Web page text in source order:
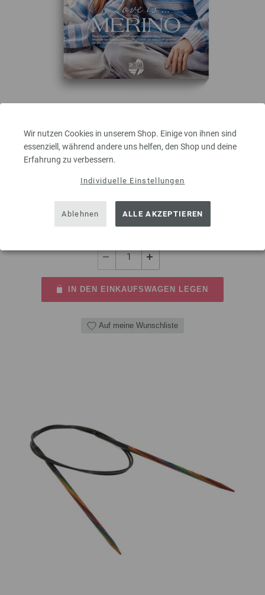
Wir nutzen Cookies in unserem Shop. Einige von ihnen sind
essenziell, während andere uns helfen, den Shop und deine
Erfahrung zu verbessern.
Individuelle Einstellungen
Ablehnen ALLE AKZEPTIEREN
Merinowolle ist die feinste und weichste aller Schurwollarten: Angenehm
auf der Haut, lüftet gut aus, kühlt bei Hitze und wärmt im Winter. Und ist
besonders pflegeleicht. In diesem Magazin zeigt Lana Grossa Modelle aus
den beliebtesten Merino Garnen. FRISCH EINGETROFFEN IN DER COOL
9,00 € inkl. MwSt., zzgl. Versandkosten
IN DEN EINKAUFSWAGEN LEGEN
Auf meine Wunschliste